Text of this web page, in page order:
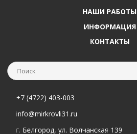
НАШИ РАБОТЫ
ИНФОРМАЦИЯ
КОНТАКТЫ
+7 (4722) 403-003
info@mirkrovli31.ru
г. Белгород, ул. Волчанская 139